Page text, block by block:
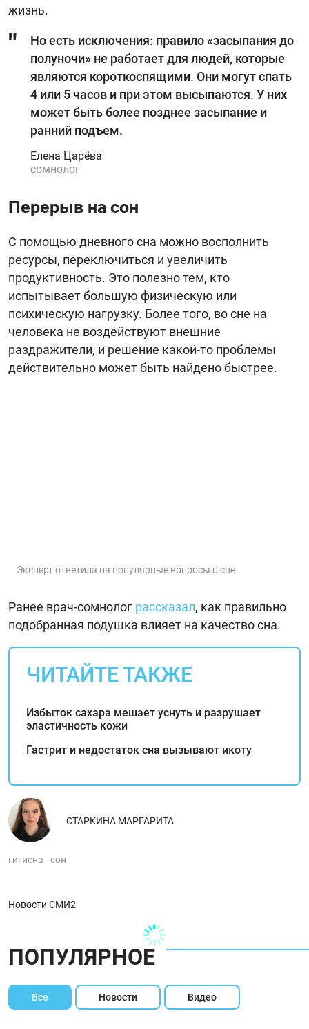
жизнь.
Но есть исключения: правило «засыпания до
полуночи» не работает для людей, которые
являются короткоспящими. Они могут спать
4 или 5 часов и при этом высыпаются. У них
может быть более позднее засыпание и
ранний подъем.
Елена Царёва
сомнолог
Перерыв на сон
С помощью дневного сна можно восполнить
ресурсы, переключиться и увеличить
продуктивность. Это полезно тем, кто
испытывает большую физическую или
психическую нагрузку. Более того, во сне на
человека не воздействуют внешние
раздражители, и решение какой-то проблемы
действительно может быть найдено быстрее.
Эксперт ответила на популярные вопросы о сне
Ранее врач-сомнолог рассказал, как правильно
подобранная подушка влияет на качество сна.
ЧИТАЙТЕ ТАКЖЕ
Избыток сахара мешает уснуть и разрушает
эластичность кожи
Гастрит и недостаток сна вызывают икоту
СТАРКИНА МАРГАРИТА
гигиена сон
Новости СМИ2
ПОПУЛЯРНОЕ
Все Новости Видео